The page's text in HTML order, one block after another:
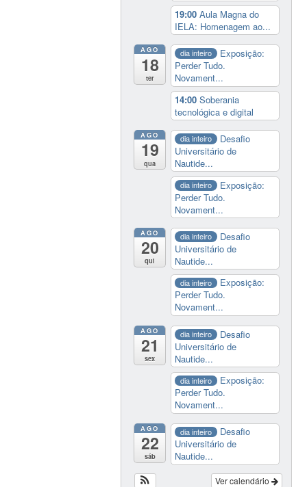
19:00Aula Magna do
IELA: Homenagem ao...
AGO
18
ter
dia inteiro
Exposição:
Perder Tudo.
Novament...
14:00Soberania
tecnológica e digital
AGO
19
qua
dia inteiro
Desafio
Universitário de
Nautide...
dia inteiro
Exposição:
Perder Tudo.
Novament...
AGO
20
qui
dia inteiro
Desafio
Universitário de
Nautide...
dia inteiro
Exposição:
Perder Tudo.
Novament...
AGO
21
sex
dia inteiro
Desafio
Universitário de
Nautide...
dia inteiro
Exposição:
Perder Tudo.
Novament...
AGO
22
sáb
dia inteiro
Desafio
Universitário de
Nautide...
Ver calendário